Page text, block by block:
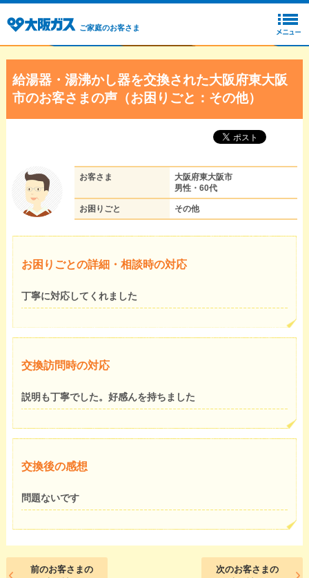
ご家庭のお客さま
給湯器・湯沸かし器を交換された大阪府東大阪
市のお客さまの声（お困りごと：その他）
お客さま
大阪府東大阪市
男性・60代
お困りごと その他
お困りごとの詳細・相談時の対応
丁寧に対応してくれました
交換訪問時の対応
説明も丁寧でした。好感んを持ちました
交換後の感想
問題ないです
前のお客さまの
次のお客さまの